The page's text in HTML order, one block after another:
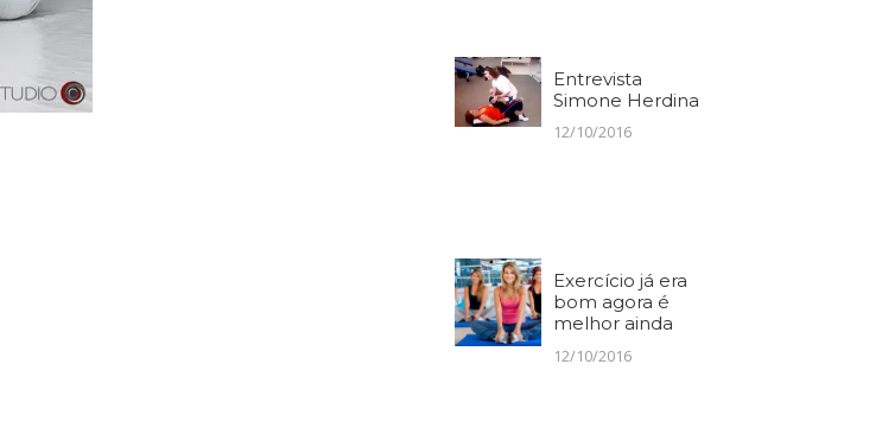
Entrevista
Simone Herdina
12/10/2016
Exercício já era
bom agora é
melhor ainda
12/10/2016